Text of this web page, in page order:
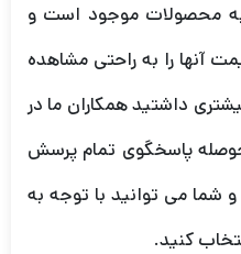
محصولات موجود است و
آنها را به راحتی مشاهده
داشتید همکاران ما در
پاسخگوی تمام پرسش
شما می توانید با توجه به
کنید.